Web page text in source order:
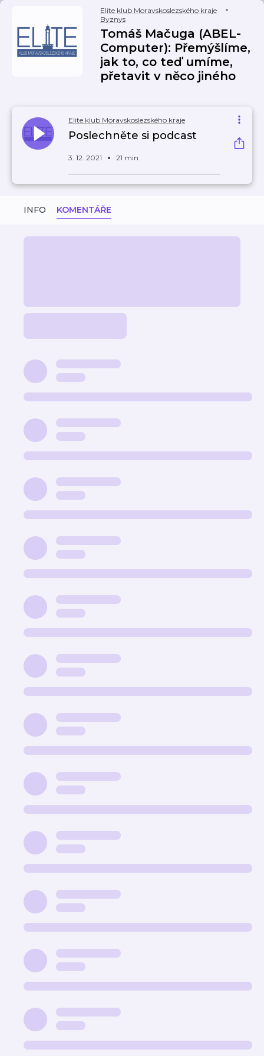
Elite klub Moravskoslezského kraje
Byznys
Tomáš Mačuga (ABEL-
Computer): Přemýšlíme,
jak to, co teď umíme,
přetavit v něco jiného
Elite klub Moravskoslezského kraje
Poslechněte si podcast
3. 12. 2021 21 min
INFO KOMENTÁŘE